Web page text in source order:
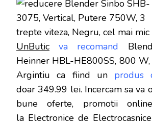
UnButic va recomand
Heinner HBL-HE800SS, 800
Argintiu ca fiind un produs
doar349.99 lei. Incercam sa va
bune oferte, promotii
la Electronice de